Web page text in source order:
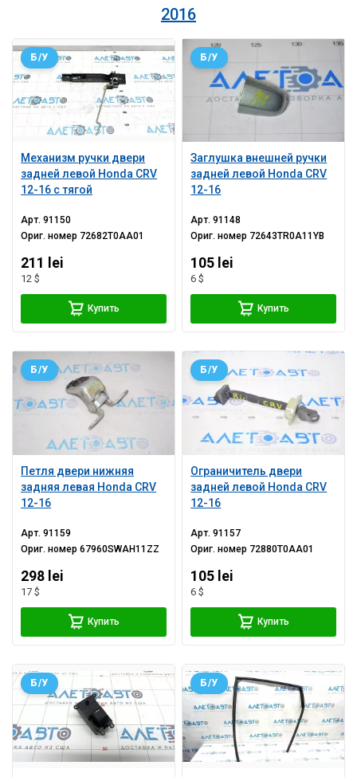
2016
Механизм ручки двери
задней левой Honda CRV
12-16 с тягой
Б/У
Арт.91150
Ориг. номер 72682T0AA01
211 lei
12 $
Купить
Заглушка внешней ручки
задней левой Honda CRV
12-16
Б/У
Арт.91148
Ориг. номер 72643TR0A11YB
105 lei
6 $
Купить
Петля двери нижняя
задняя левая Honda CRV
12-16
Б/У
Арт.91159
Ориг. номер67960SWAH11ZZ
298 lei
17 $
Купить
Ограничитель двери
задней левой Honda CRV
12-16
Б/У
Арт.91157
Ориг. номер 72880T0AA01
105 lei
6 $
Купить
Б/У Б/У